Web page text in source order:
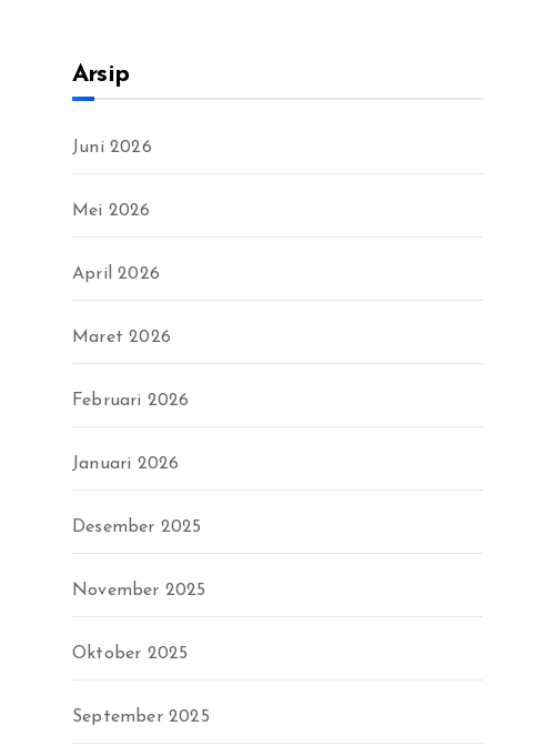
Arsip
Juni 2026
Mei 2026
April 2026
Maret 2026
Februari 2026
Januari 2026
Desember 2025
November 2025
Oktober 2025
September 2025